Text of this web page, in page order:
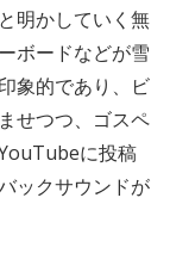
明かしていく無
ボードなどが雪
象的であり、ビ
せつつ、ゴスペ
に投稿
ックサウンドが